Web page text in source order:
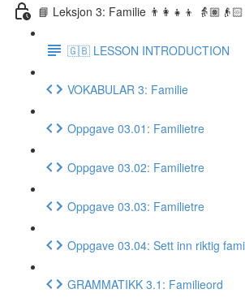
📘 Leksjon 3: Familie 👨‍👩‍👧‍👦 👵🏽👴🏻
🇬🇧 LESSON INTRODUCTION
VOKABULAR 3: Familie
Oppgave 03.01: Familietre
Oppgave 03.02: Familietre
Oppgave 03.03: Familietre
Oppgave 03.04: Sett inn riktig
GRAMMATIKK 3.1: Familieord